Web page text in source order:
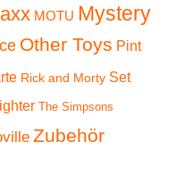
MOTU Mystery
Other Toys Pint
Rick and Morty Set
The Simpsons
Zubehör